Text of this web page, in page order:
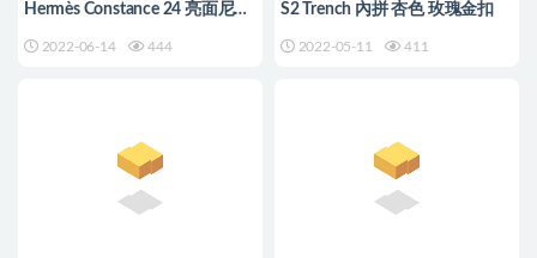
Hermès Constance 24 亮面尼羅
2022-06-14 444
S2 Trench 內拼 杏色 玫瑰金扣
2022-05-11 411